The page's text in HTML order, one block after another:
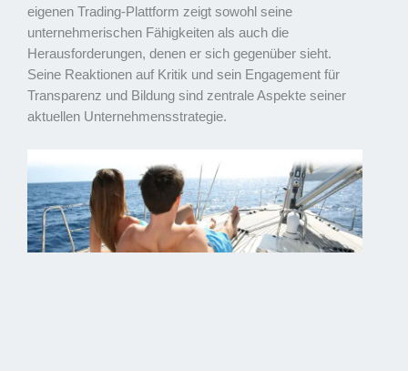
eigenen Trading-Plattform zeigt sowohl seine
unternehmerischen Fähigkeiten als auch die
Herausforderungen, denen er sich gegenüber sieht.
Seine Reaktionen auf Kritik und sein Engagement für
Transparenz und Bildung sind zentrale Aspekte seiner
aktuellen Unternehmensstrategie.